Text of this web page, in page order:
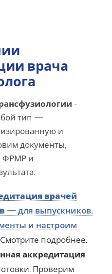
врача
-
тип —
и
документы,
ФРМР и
врачей
— для выпускников.
и настроим
подробнее.
аккредитация
Проверим